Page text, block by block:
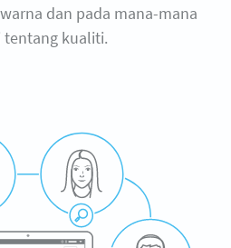
dan pada mana-mana
kualiti.